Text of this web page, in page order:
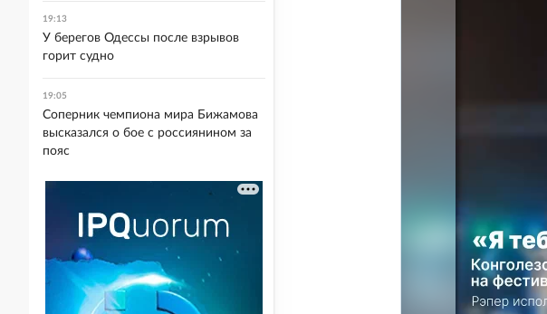
19:13
У берегов Одессы после взрывов
горит судно
19:05
Соперник чемпиона мира Бижамова
высказался о бое с россиянином за
пояс